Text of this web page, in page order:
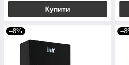
Купити
–8%